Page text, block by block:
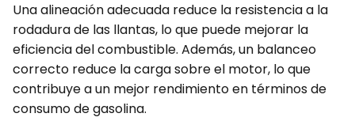
Una alineación adecuada reduce la resistencia a la
rodadura de las llantas, lo que puede mejorar la
eficiencia del combustible. Además, un balanceo
correcto reduce la carga sobre el motor, lo que
contribuye a un mejor rendimiento en términos de
consumo de gasolina.